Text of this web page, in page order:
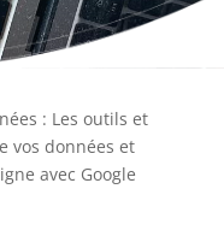
: Les outils et
vos données et
avec Google